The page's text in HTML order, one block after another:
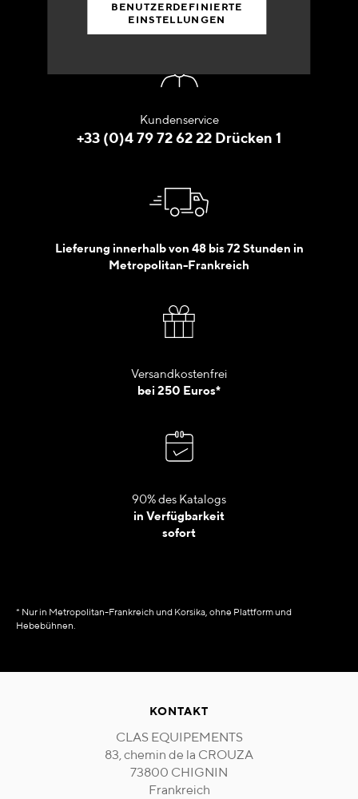
BENUTZERDEFINIERTE
EINSTELLUNGEN
IN ALLER RUHE
Kundenservice
+33 (0)4 79 72 62 22 Drücken 1
Lieferung innerhalb von 48 bis 72 Stunden in
Metropolitan-Frankreich
Versandkostenfrei
bei 250 Euros*
90% des Katalogs
in Verfügbarkeit
sofort
* Nur in Metropolitan-Frankreich und Korsika, ohne Plattform und
Hebebühnen.
KONTAKT
CLAS EQUIPEMENTS
83, chemin de la CROUZA
73800 CHIGNIN
Frankreich